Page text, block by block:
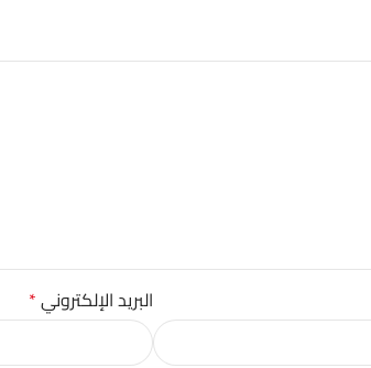
البريد الإلكتروني*